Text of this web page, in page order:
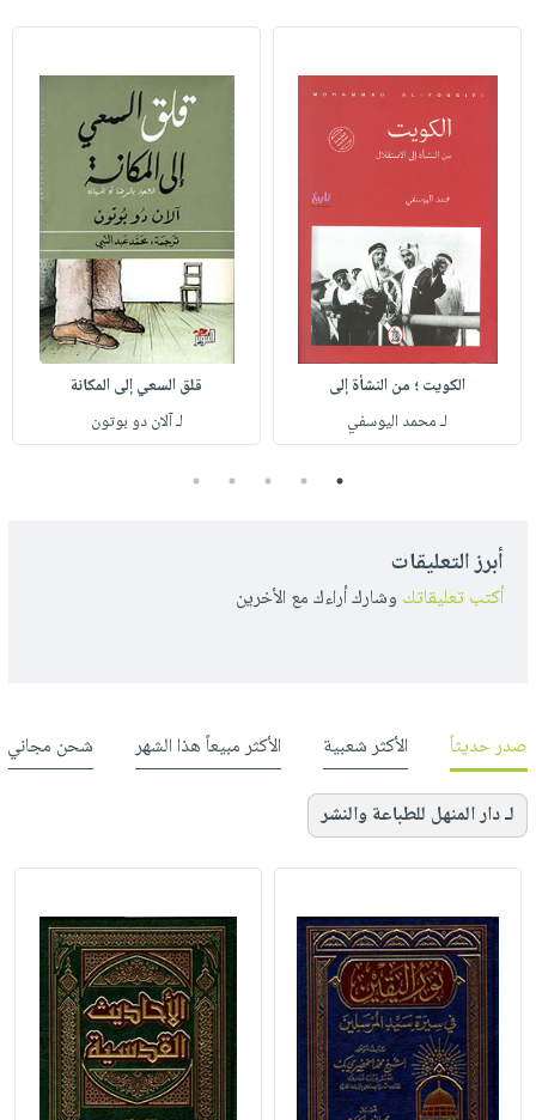
الكويت ؛ من النشأة إلى
لـ محمد اليوسفي
قلق السعي إلى المكانة
لـ آلان دو بوتون
1
2
3
4
5
أبرز التعليقات
أكتب تعليقاتك وشارك أراءك مع الأخرين
صدر حديثاً الأكثر شعبية الأكثر مبيعاً هذا الشهر شحن مجاني
لـ دار المنهل للطباعة والنشر